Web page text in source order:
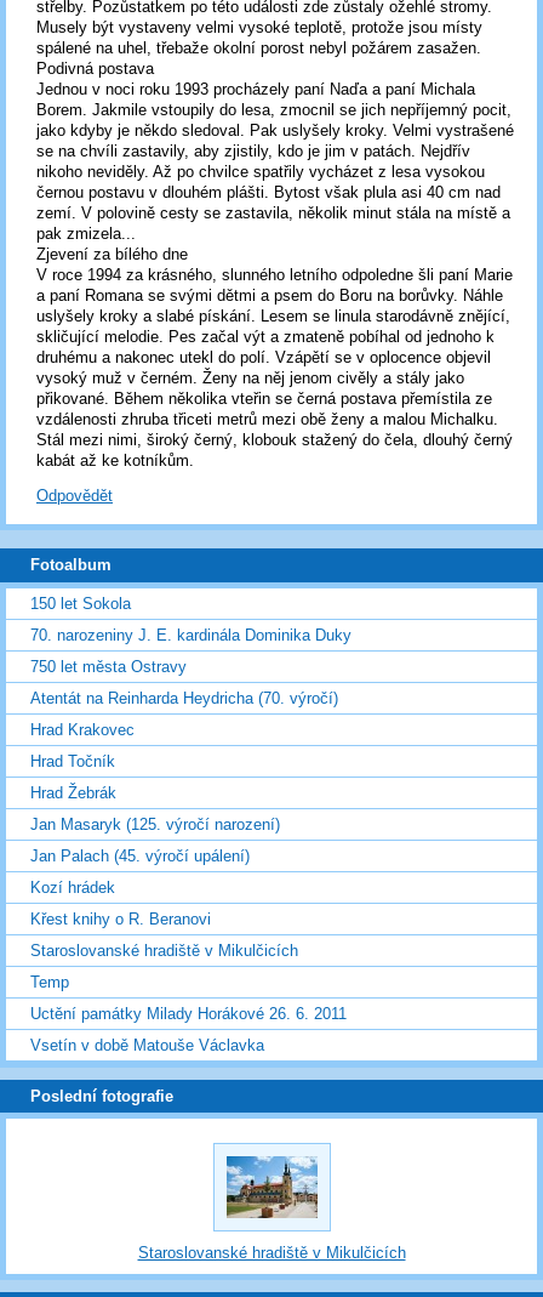
střelby. Pozůstatkem po této události zde zůstaly ožehlé stromy.
Musely být vystaveny velmi vysoké teplotě, protože jsou místy
spálené na uhel, třebaže okolní porost nebyl požárem zasažen.
Podivná postava
Jednou v noci roku 1993 procházely paní Naďa a paní Michala
Borem. Jakmile vstoupily do lesa, zmocnil se jich nepříjemný pocit,
jako kdyby je někdo sledoval. Pak uslyšely kroky. Velmi vystrašené
se na chvíli zastavily, aby zjistily, kdo je jim v patách. Nejdřív
nikoho neviděly. Až po chvilce spatřily vycházet z lesa vysokou
černou postavu v dlouhém plášti. Bytost však plula asi 40 cm nad
zemí. V polovině cesty se zastavila, několik minut stála na místě a
pak zmizela...
Zjevení za bílého dne
V roce 1994 za krásného, slunného letního odpoledne šli paní Marie
a paní Romana se svými dětmi a psem do Boru na borůvky. Náhle
uslyšely kroky a slabé pískání. Lesem se linula starodávně znějící,
skličující melodie. Pes začal výt a zmateně pobíhal od jednoho k
druhému a nakonec utekl do polí. Vzápětí se v oplocence objevil
vysoký muž v černém. Ženy na něj jenom civěly a stály jako
přikované. Během několika vteřin se černá postava přemístila ze
vzdálenosti zhruba třiceti metrů mezi obě ženy a malou Michalku.
Stál mezi nimi, široký černý, klobouk stažený do čela, dlouhý černý
kabát až ke kotníkům.
Odpovědět
Fotoalbum
150 let Sokola
70. narozeniny J. E. kardinála Dominika Duky
750 let města Ostravy
Atentát na Reinharda Heydricha (70. výročí)
Hrad Krakovec
Hrad Točník
Hrad Žebrák
Jan Masaryk (125. výročí narození)
Jan Palach (45. výročí upálení)
Kozí hrádek
Křest knihy o R. Beranovi
Staroslovanské hradiště v Mikulčicích
Temp
Uctění památky Milady Horákové 26. 6. 2011
Vsetín v době Matouše Václavka
Poslední fotografie
Staroslovanské hradiště v Mikulčicích